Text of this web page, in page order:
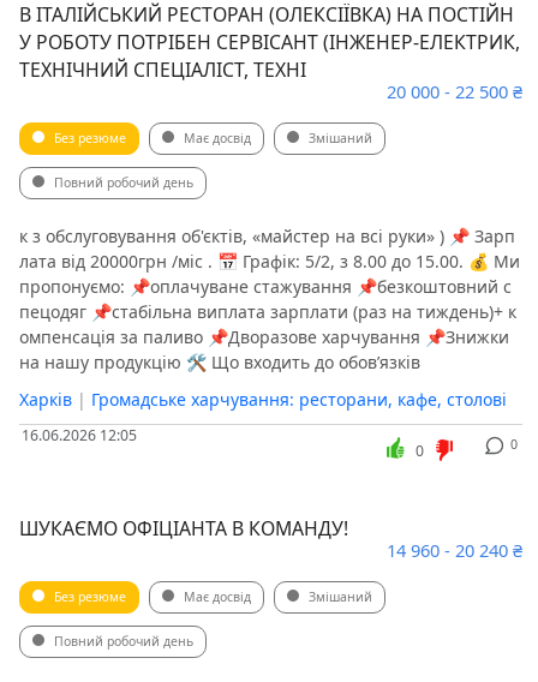
В ІТАЛІЙСЬКИЙ РЕСТОРАН (ОЛЕКСІЇВКА) НА ПОСТІЙН
У РОБОТУ ПОТРІБЕН СЕРВІСАНТ (ІНЖЕНЕР-ЕЛЕКТРИК,
ТЕХНІЧНИЙ СПЕЦІАЛІСТ, ТЕХНІ
20 000 - 22 500 ₴
Без резюме Має досвід Змішаний
Повний робочий день
к з обслуговування об'єктів, «майстер на всі руки» ) 📌 Зарп
лата від 20000грн /міс . 📅 Графік: 5/2, з 8.00 до 15.00. 💰 Ми
пропонуємо: 📌оплачуване стажування 📌безкоштовний с
пецодяг 📌стабільна виплата зарплати (раз на тиждень)+ к
омпенсація за паливо 📌Дворазове харчування 📌Знижки
на нашу продукцію 🛠 Що входить до обов’язків
Харків | Громадське харчування: ресторани, кафе, столові
16.06.2026 12:05 0
0
ШУКАЄМО ОФІЦІАНТА В КОМАНДУ!
14 960 - 20 240 ₴
Без резюме Має досвід Змішаний
Повний робочий день